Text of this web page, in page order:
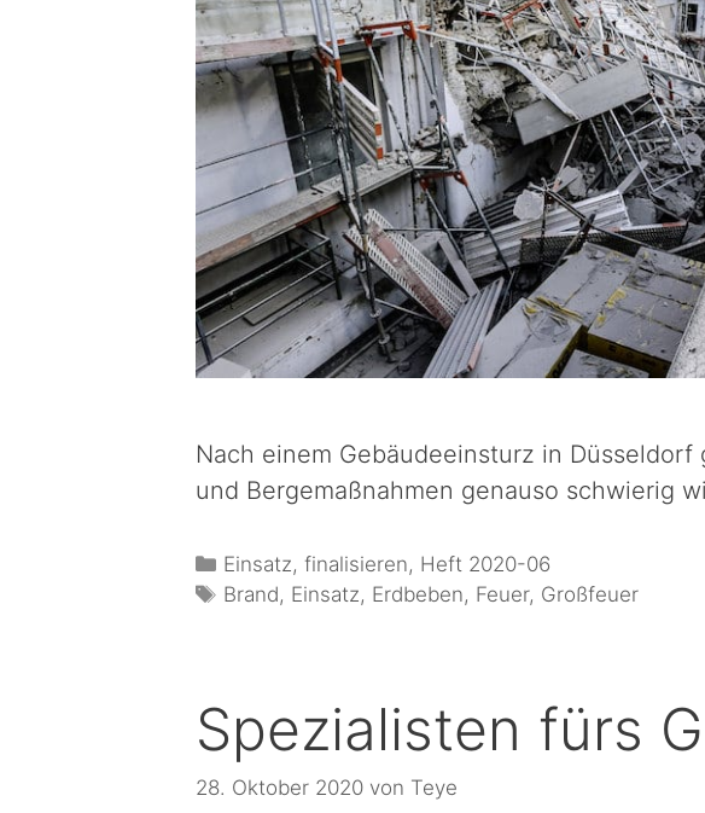
Nach einem Gebäudeeinsturz in
und Bergemaßnahmen genauso schwierig
Einsatz,finalisieren, Heft 2020-06
Brand, Einsatz, Erdbeben, Feuer, Großfeuer
Spezialisten fürs
28. Oktober 2020 von Teye